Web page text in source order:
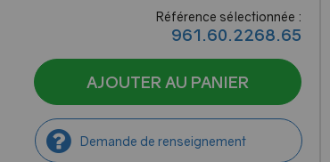
Référence sélectionnée :
961.60.2268.65
AJOUTER AU PANIER
Demande de renseignement